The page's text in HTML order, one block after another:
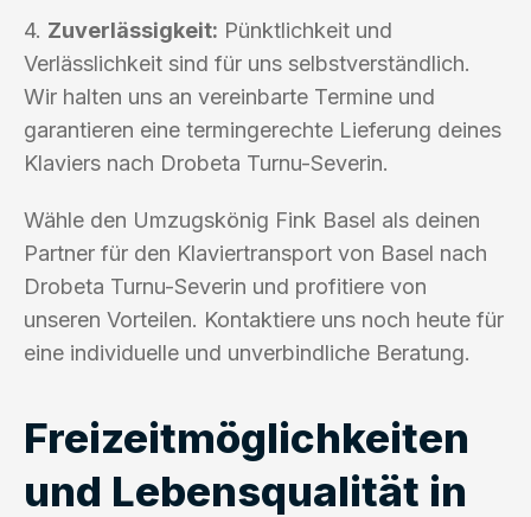
4. Zuverlässigkeit: Pünktlichkeit und
Verlässlichkeit sind für uns selbstverständlich.
Wir halten uns an vereinbarte Termine und
garantieren eine termingerechte Lieferung deines
Klaviers nach Drobeta Turnu-Severin.
Wähle den Umzugskönig Fink Basel als deinen
Partner für den Klaviertransport von Basel nach
Drobeta Turnu-Severin und profitiere von
unseren Vorteilen. Kontaktiere uns noch heute für
eine individuelle und unverbindliche Beratung.
Freizeitmöglichkeiten
und Lebensqualität in